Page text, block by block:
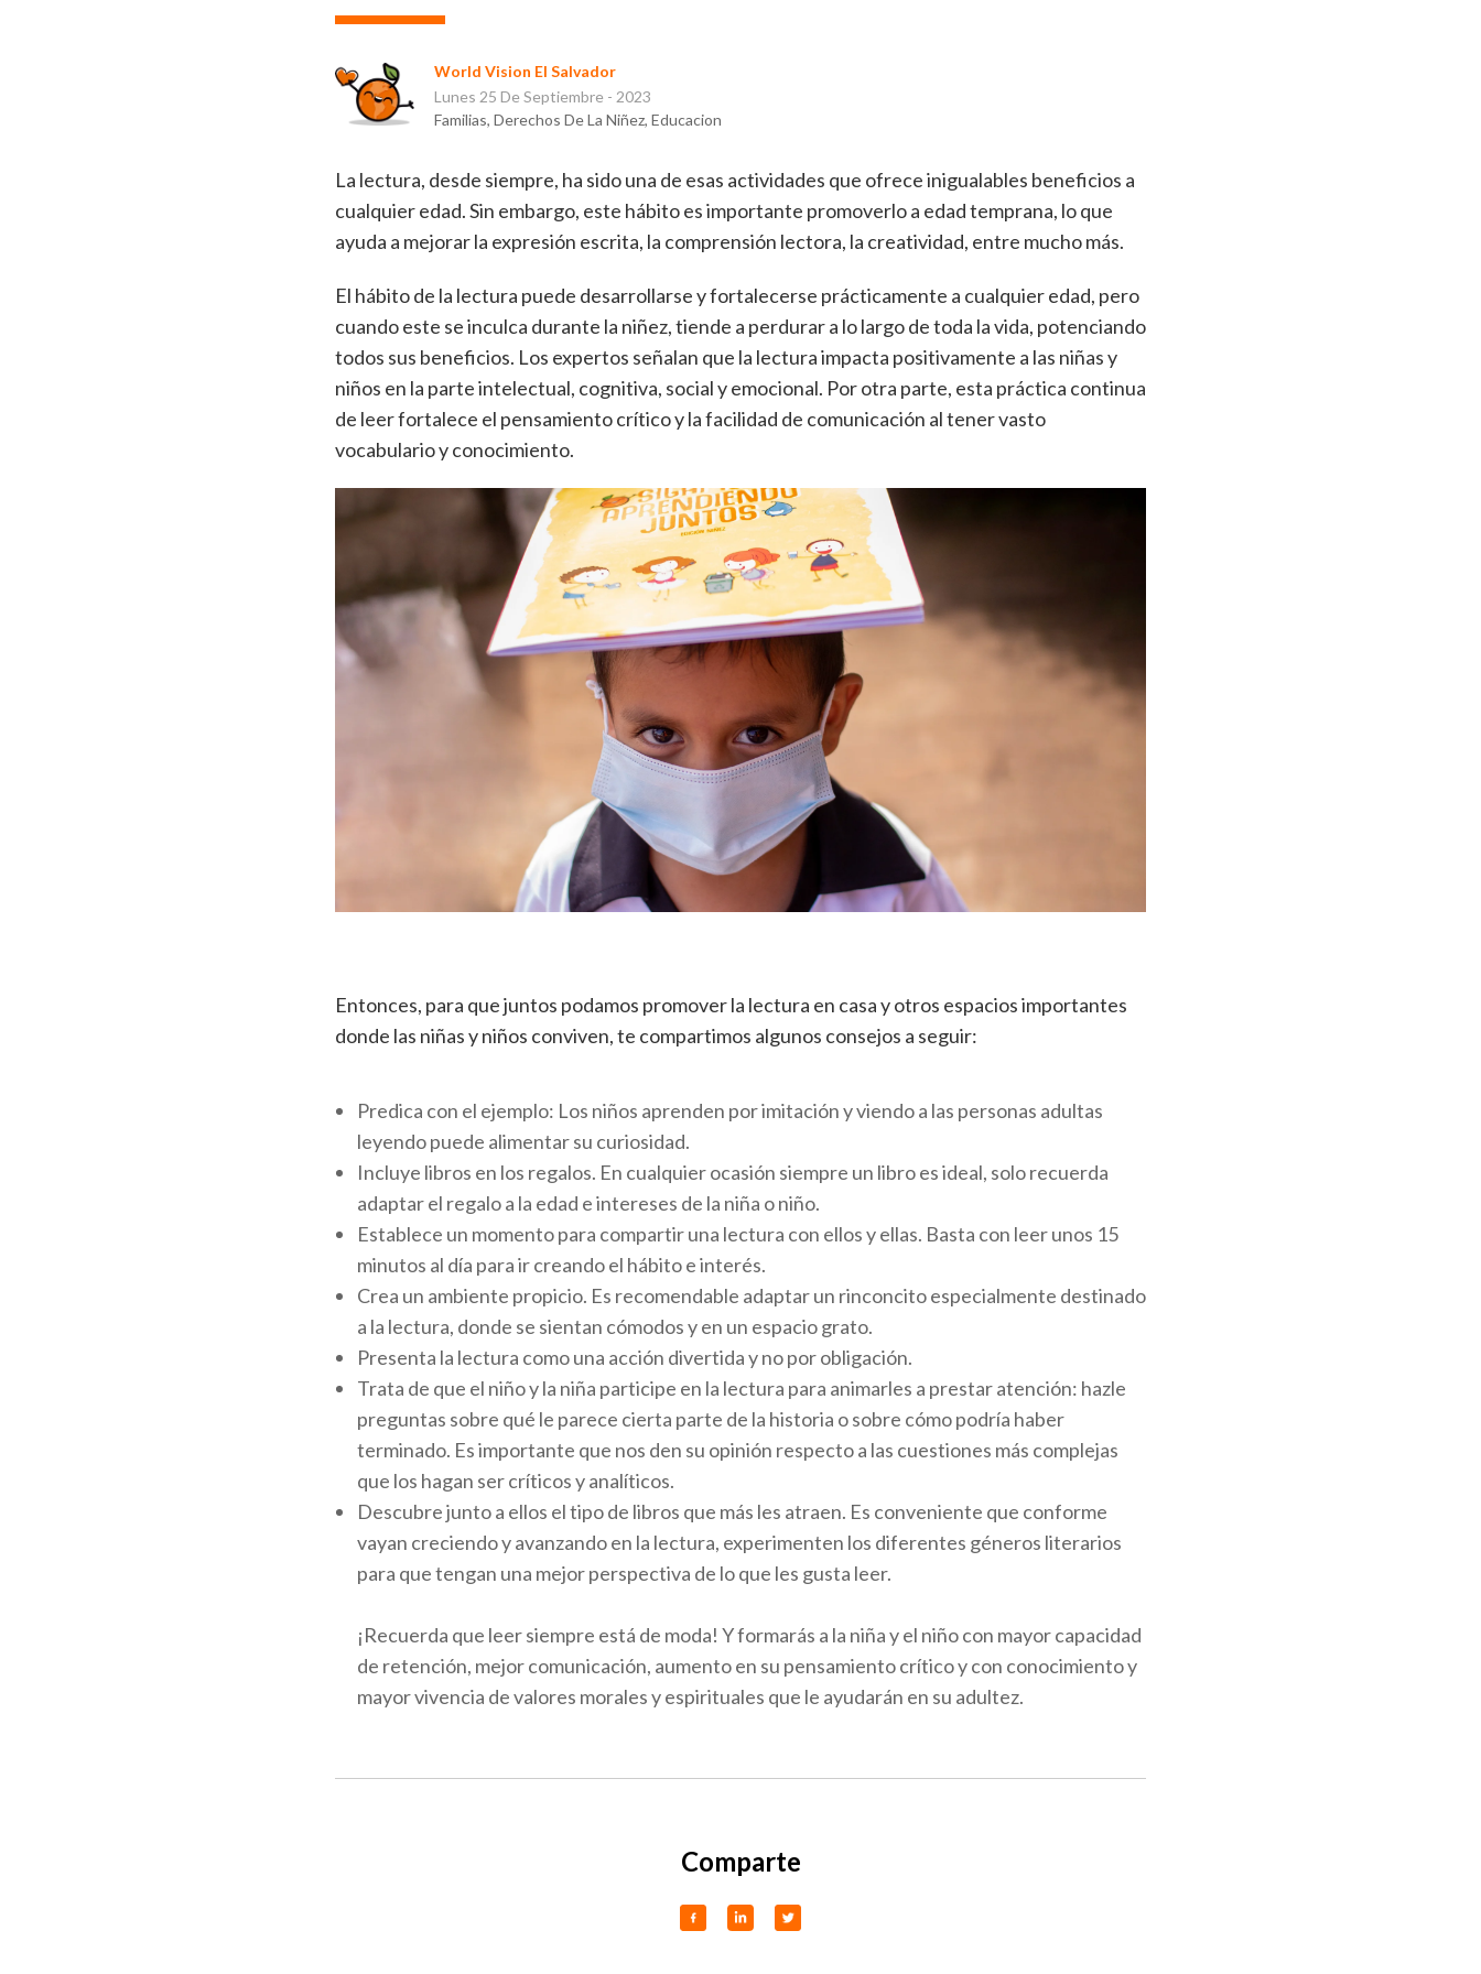
World Vision El Salvador
Lunes 25 De Septiembre - 2023
Familias, Derechos De La Niñez, Educacion
La lectura, desde siempre, ha sido una de esas actividades que ofrece inigualables beneficios a
cualquier edad. Sin embargo, este hábito es importante promoverlo a edad temprana, lo que
ayuda a mejorar la expresión escrita, la comprensión lectora, la creatividad, entre mucho más.
El hábito de la lectura puede desarrollarse y fortalecerse prácticamente a cualquier edad, pero
cuando este se inculca durante la niñez, tiende a perdurar a lo largo de toda la vida, potenciando
todos sus beneficios. Los expertos señalan que la lectura impacta positivamente a las niñas y
niños en la parte intelectual, cognitiva, social y emocional. Por otra parte, esta práctica continua
de leer fortalece el pensamiento crítico y la facilidad de comunicación al tener vasto
vocabulario y conocimiento.
Entonces, para que juntos podamos promover la lectura en casa y otros espacios importantes
donde las niñas y niños conviven, te compartimos algunos consejos a seguir:
Predica con el ejemplo: Los niños aprenden por imitación y viendo a las personas adultas
leyendo puede alimentar su curiosidad.
Incluye libros en los regalos. En cualquier ocasión siempre un libro es ideal, solo recuerda
adaptar el regalo a la edad e intereses de la niña o niño.
Establece un momento para compartir una lectura con ellos y ellas. Basta con leer unos 15
minutos al día para ir creando el hábito e interés.
Crea un ambiente propicio. Es recomendable adaptar un rinconcito especialmente destinado
a la lectura, donde se sientan cómodos y en un espacio grato.
Presenta la lectura como una acción divertida y no por obligación.
Trata de que el niño y la niña participe en la lectura para animarles a prestar atención: hazle
preguntas sobre qué le parece cierta parte de la historia o sobre cómo podría haber
terminado. Es importante que nos den su opinión respecto a las cuestiones más complejas
que los hagan ser críticos y analíticos.
Descubre junto a ellos el tipo de libros que más les atraen. Es conveniente que conforme
vayan creciendo y avanzando en la lectura, experimenten los diferentes géneros literarios
para que tengan una mejor perspectiva de lo que les gusta leer.
¡Recuerda que leer siempre está de moda! Y formarás a la niña y el niño con mayor capacidad
de retención, mejor comunicación, aumento en su pensamiento crítico y con conocimiento y
mayor vivencia de valores morales y espirituales que le ayudarán en su adultez.
Comparte